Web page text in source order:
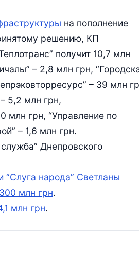
на пополнение
решению, КП
получит 10,7 млн
– 2,8 млн грн,
– 39 млн
5,2 млн грн,
млн грн, “Управление по
– 1,6 млн грн.
Днепровского
“Слуга народа” Светланы
млн грн.
млн грн.